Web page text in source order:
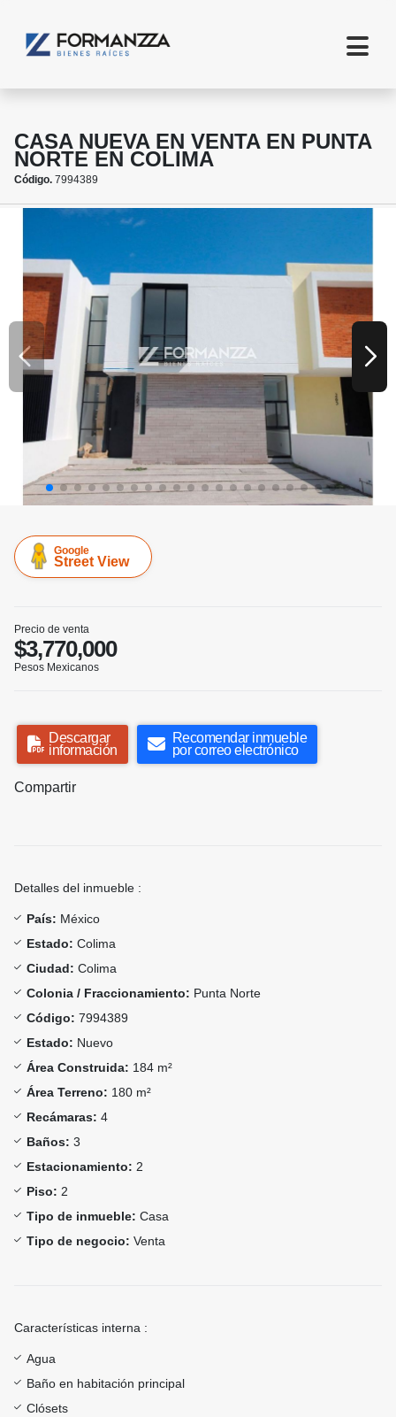
CASA NUEVA EN VENTA EN PUNTA
NORTE EN COLIMA
Código. 7994389
Google
Street View
Precio de venta
$3,770,000
Pesos Mexicanos
Descargar
información
Recomendar inmueble
por correo electrónico
Compartir
Detalles del inmueble :
País: México
Estado: Colima
Ciudad: Colima
Colonia / Fraccionamiento: Punta Norte
Código: 7994389
Estado: Nuevo
Área Construida: 184 m²
Área Terreno: 180 m²
Recámaras: 4
Baños: 3
Estacionamiento: 2
Piso: 2
Tipo de inmueble: Casa
Tipo de negocio: Venta
Características interna :
Agua
Baño en habitación principal
Clósets